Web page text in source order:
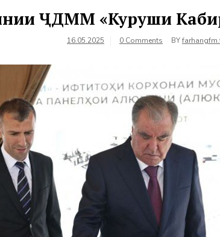
ҶДММ «Куруши
16.05.2025 0 Comments BY